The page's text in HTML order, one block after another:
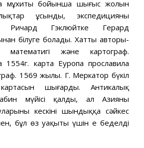
мұхиты бойынша шығыс жолын
ұсынды, экспедицияны
Ричард Гэклюйтке Герард
білуге болады. Хаттың авторы-
және картограф.
1554г. карта Еуропа прославила
1569 жылы. Г. Меркатор бүкіл
шығарды. Антикалық
мүйісі қалды, ал Азияның
кескіні шындыққа сәйкес
бұл өз уақыты үшін ең беделді